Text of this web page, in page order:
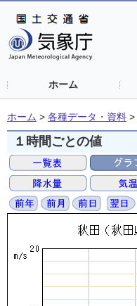
ホーム
ホーム > 各種データ・資料 >
１時間ごとの値